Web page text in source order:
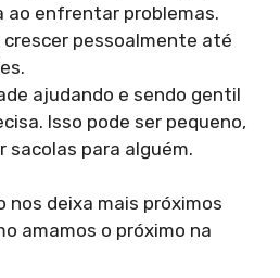
ao enfrentar problemas.
crescer pessoalmente até
ajudando e sendo gentil
Isso pode ser pequeno,
sacolas para alguém.
nos deixa mais próximos
amamos o próximo na